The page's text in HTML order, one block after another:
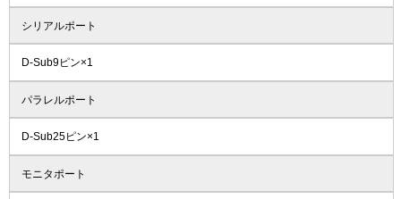
シリアルポート
D-Sub9ピン×1
パラレルポート
D-Sub25ピン×1
モニタポート